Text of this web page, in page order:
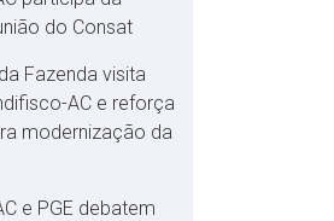
do Consat
Fazenda visita
AC e reforça
modernização da
e PGE debatem